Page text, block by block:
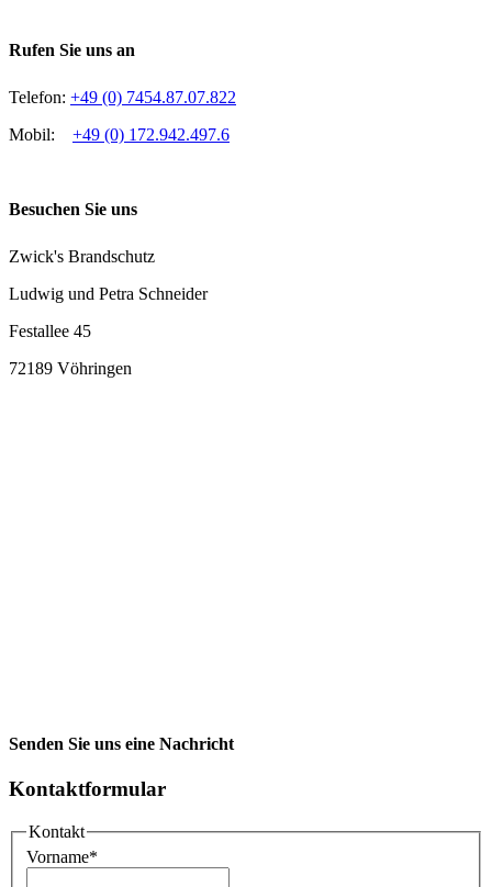
Rufen Sie uns an
Telefon: +49 (0) 7454.87.07.822
Mobil: +49 (0) 172.942.497.6
Besuchen Sie uns
Zwick's Brandschutz
Ludwig und Petra Schneider
Festallee 45
72189 Vöhringen
Senden Sie uns eine Nachricht
Kontaktformular
Kontakt
Vorname*